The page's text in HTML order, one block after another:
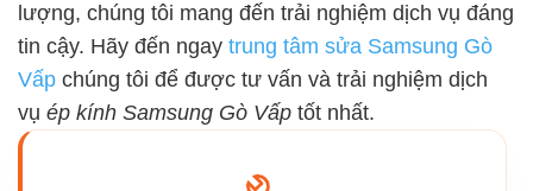
lượng, chúng tôi mang đến trải nghiệm dịch vụ đáng
tin cậy. Hãy đến ngay trung tâm sửa Samsung Gò
Vấp chúng tôi để được tư vấn và trải nghiệm dịch
vụ ép kính Samsung Gò Vấp tốt nhất.